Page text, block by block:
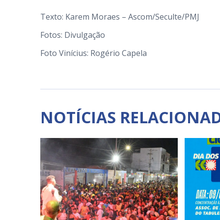
Texto: Karem Moraes – Ascom/Seculte/PMJ
Fotos: Divulgação
Foto Vinícius: Rogério Capela
NOTÍCIAS